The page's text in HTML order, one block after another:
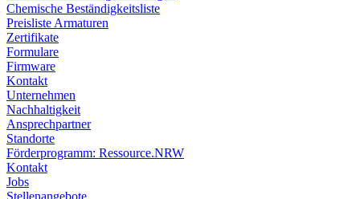
Chemische Beständigkeitsliste
Preisliste Armaturen
Zertifikate
Formulare
Firmware
Kontakt
Unternehmen
Nachhaltigkeit
Ansprechpartner
Standorte
Förderprogramm: Ressource.NRW
Kontakt
Jobs